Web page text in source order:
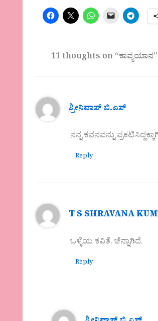
11 thoughts on “ಕಾವ್ಯಯಾನ”
ಶ್ರೀನಿವಾಸ್ ಬಿ.ಎಸ್
ನನ್ನ ಕವನವನ್ನು
Reply
T S SHRAVANA
ಒಳ್ಳೆಯ ಕವಿತೆ. ಚೆನ್ನಾಗಿದೆ.
Reply